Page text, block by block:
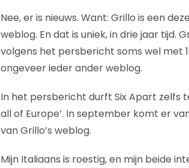
Nee, er is nieuws. Want: Grillo is een
weblog. En dat is uniek, in drie jaar
volgens het persbericht soms wel met
ongeveer ieder ander weblog.
In het persbericht durft Six Apart zelfs
all of Europe’. In september komt er
van Grillo’s weblog.
Mijn Italiaans is roestig, en mijn beide